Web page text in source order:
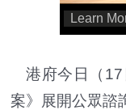
港府今日（
案》展開公眾諮